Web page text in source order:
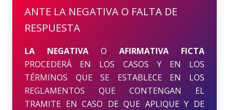
ANTE LA NEGATIVA O FALTA DE
RESPUESTA
LA NEGATIVA O AFIRMATIVA FICTA
PROCEDERÁ EN LOS CASOS Y EN LOS
TÉRMINOS QUE SE ESTABLECE EN LOS
REGLAMENTOS QUE CONTENGAN EL
TRAMITE EN CASO DE QUE APLIQUE Y DE